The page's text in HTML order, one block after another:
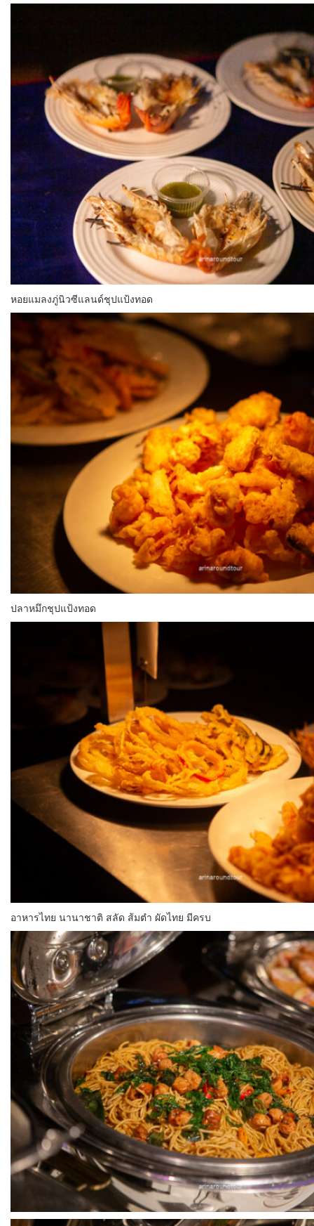
หอยแมลงภู่นิวซีแลนด์ชุปแป้งทอด
ปลาหมึกชุปแป้งทอด
อาหารไทย นานาชาติ สลัด ส้มตำ ผัดไทย มีครบ